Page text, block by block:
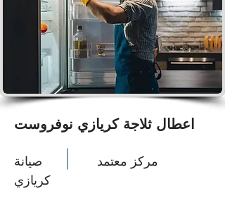
اعطال ثلاجة كريازي نوفروست
صيانة
كريازي
مركز معتمد